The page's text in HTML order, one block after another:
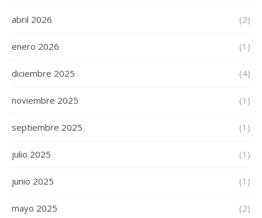
abril 2026 (2)
enero 2026 (1)
diciembre 2025 (4)
noviembre 2025 (1)
septiembre 2025 (1)
julio 2025 (1)
junio 2025 (1)
mayo 2025 (2)